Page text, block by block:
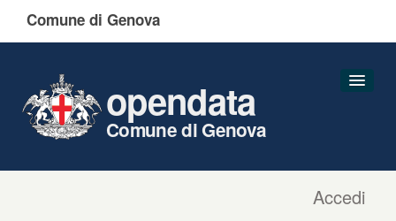
Comune di Genova
Accedi
opendata
Comune di Genova